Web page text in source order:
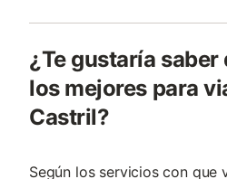
¿Te gustaría saber
los mejores para
Castril?
Según los servicios con que